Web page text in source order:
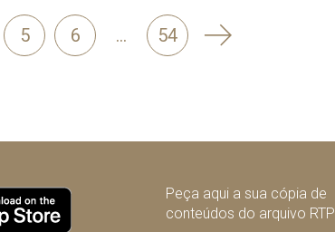
5 6 … 54 Seguinte
Peça aqui a sua cópia de
conteúdos do arquivo RTP